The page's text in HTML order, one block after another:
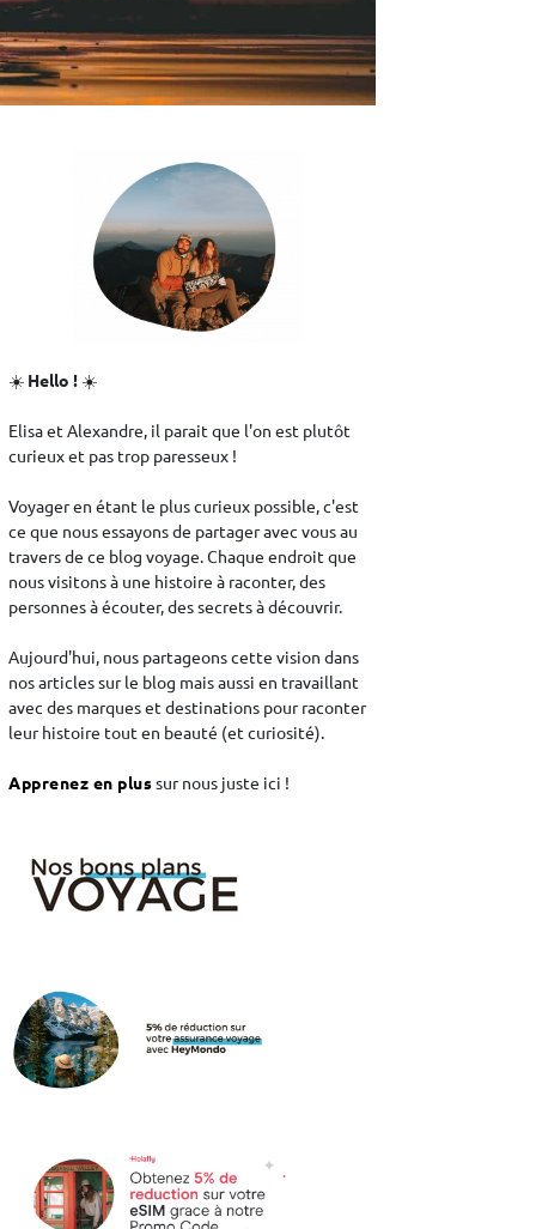
☀️ Hello ! ☀️
Elisa et Alexandre, il parait que l'on est plutôt
curieux et pas trop paresseux !
Voyager en étant le plus curieux possible, c'est
ce que nous essayons de partager avec vous au
travers de ce blog voyage. Chaque endroit que
nous visitons à une histoire à raconter, des
personnes à écouter, des secrets à découvrir.
Aujourd'hui, nous partageons cette vision dans
nos articles sur le blog mais aussi en travaillant
avec des marques et destinations pour raconter
leur histoire tout en beauté (et curiosité).
Apprenez en plussur nous juste ici !